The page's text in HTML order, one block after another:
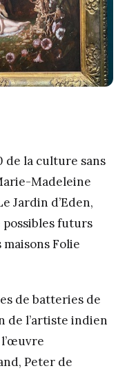
de la culture sans
Madeleine
Jardin d’Eden,
futurs
Folie
de batteries de
de l’artiste indien
Peter de